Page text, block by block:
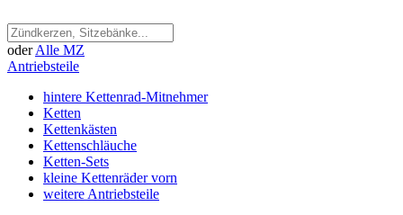
oder Alle MZ
Antriebsteile
hintere Kettenrad-Mitnehmer
Ketten
Kettenkästen
Kettenschläuche
Ketten-Sets
kleine Kettenräder vorn
weitere Antriebsteile